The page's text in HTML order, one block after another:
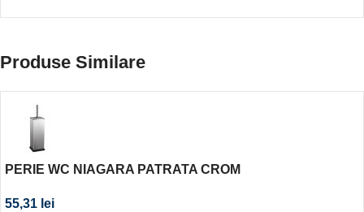
Produse Similare
PERIE WC NIAGARA PATRATA CROM
55,31 lei